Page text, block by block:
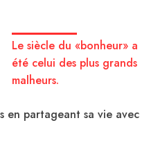
Le siècle du «bonheur» a
été celui des plus grands
malheurs.
en partageant sa vie avec